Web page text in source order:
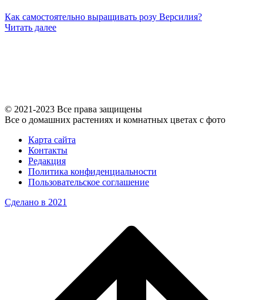
Как самостоятельно выращивать розу Версилия?
Читать далее
© 2021-2023 Все права защищены
Все о домашних растениях и комнатных цветах с фото
Карта сайта
Контакты
Редакция
Политика конфиденциальности
Пользовательское соглашение
Сделано в 2021